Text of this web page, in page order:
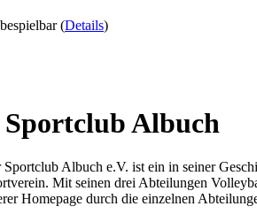
(Details)
Albuch
Albuch e.V. ist ein in seiner
Mit seinen drei Abteilungen
Homepage durch die einzelnen